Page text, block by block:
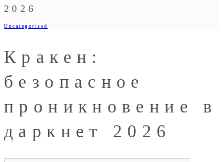
2026
Uncategorised
Кракен:
безопасное
проникновение в
даркнет 2026